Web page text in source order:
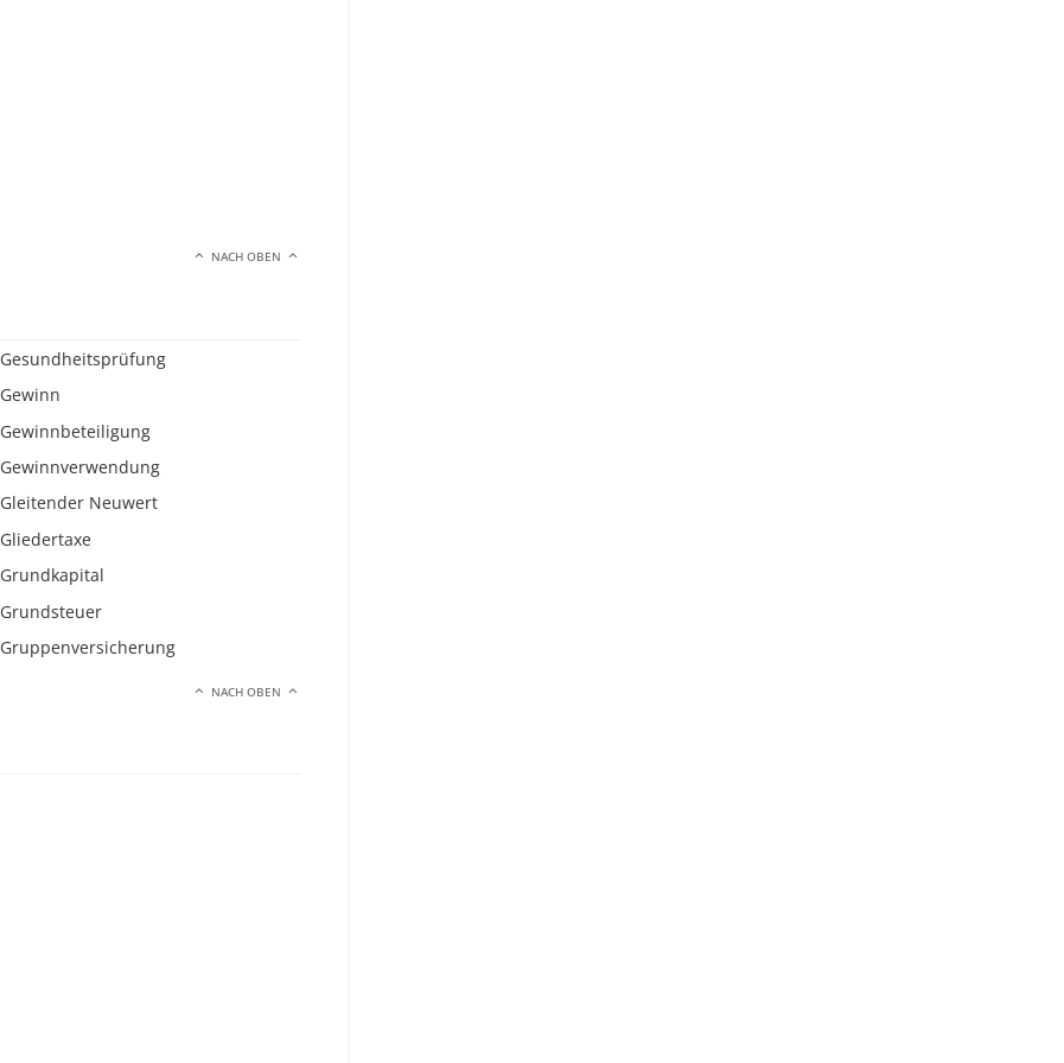
NACH OBEN
Gesundheitsprüfung
Gewinn
Gewinnbeteiligung
Gewinnverwendung
Gleitender Neuwert
Gliedertaxe
Grundkapital
Grundsteuer
Gruppenversicherung
NACH OBEN